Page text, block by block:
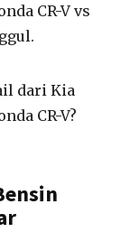
CR-V vs
dari Kia
CR-V?